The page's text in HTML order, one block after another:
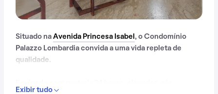
Situado na Avenida Princesa Isabel , o Condomínio
Palazzo Lombardia convida a uma vida repleta de
qualidade.
Exibir tudo